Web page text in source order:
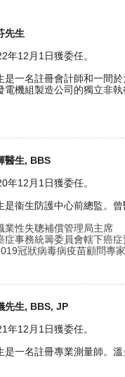
先生
年12月1日獲委任。
是一名註冊會計師和一間
電機組製造公司的獨立非
醫生, BBS
年12月1日獲委任。
是衞生防護中心前總監。
業性失聰補償管理局主席
症事務統籌委員會轄下癌
冠狀病毒病疫苗顧問專
先生, BBS, JP
年12月1日獲委任。
是一名註冊專業測量師。